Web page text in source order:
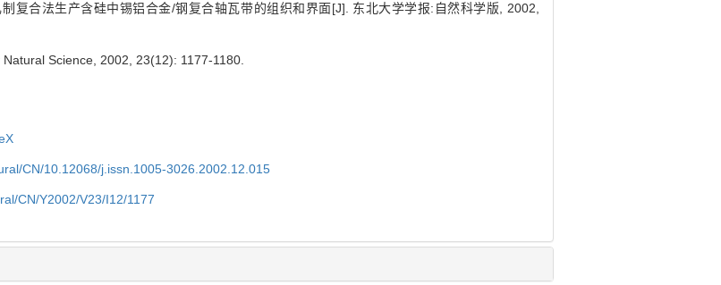
复合法生产含硅中锡铝合金/钢复合轴瓦带的组织和界面[J]. 东北大学学报:自然科学版, 2002,
Science, 2002, 23(12): 1177-1180.
CN/10.12068/j.issn.1005-3026.2002.12.015
CN/Y2002/V23/I12/1177